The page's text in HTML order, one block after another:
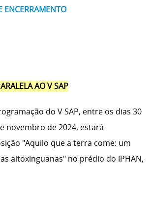
ENCERRAMENTO
AO V SAP
do V SAP, entre os dias 30
novembro de 2024, estará
"Aquilo que a terra come: um
altoxinguanas" no prédio do IPHAN,